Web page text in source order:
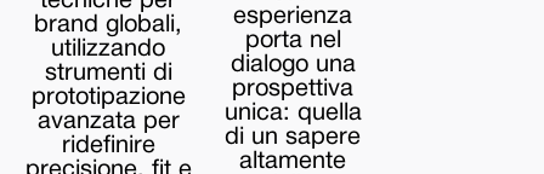
brand globali,
utilizzando
strumenti di
prototipazione
avanzata per
ridefinire
esperienza
porta nel
dialogo una
prospettiva
unica: quella
di un sapere
altamente